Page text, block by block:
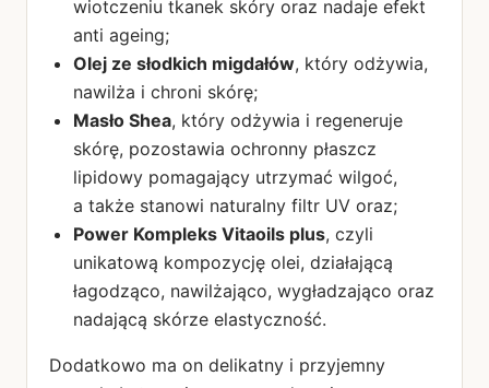
wiotczeniu tkanek skóry oraz nadaje efekt
anti ageing;
Olej ze słodkich migdałów, który odżywia,
nawilża i chroni skórę;
Masło Shea, który odżywia i regeneruje
skórę, pozostawia ochronny płaszcz
lipidowy pomagający utrzymać wilgoć,
a także stanowi naturalny filtr UV oraz;
Power Kompleks Vitaoils plus, czyli
unikatową kompozycję olei, działającą
łagodząco, nawilżająco, wygładzająco oraz
nadającą skórze elastyczność.
Dodatkowo ma on delikatny i przyjemny